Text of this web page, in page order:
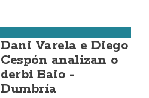
Dani Varela e Diego
Cespón analizan o
derbi Baio -
Dumbría